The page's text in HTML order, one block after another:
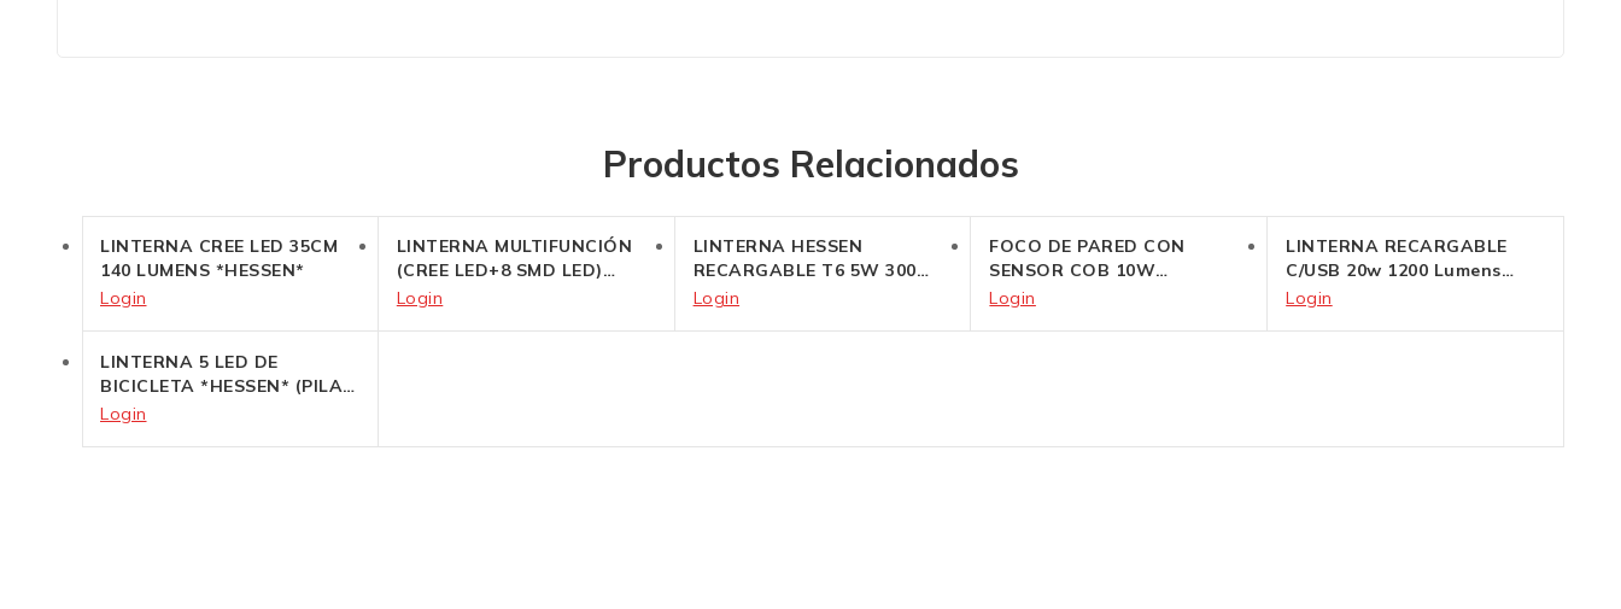
Productos Relacionados
LINTERNA CREE LED 35CM
140 LUMENS *HESSEN*
Login
LINTERNA MULTIFUNCIÓN
(CREE LED+8 SMD LED)
HESSEN
Login
LINTERNA HESSEN
RECARGABLE T6 5W 300
LUMEN 3 FUNC.
Login
FOCO DE PARED CON
SENSOR COB 10W
*HESSEN*
Login
LINTERNA RECARGABLE
C/USB 20w 1200 Lumens
C/verde
Login
LINTERNA 5 LED DE
BICICLETA *HESSEN* (PILAS
INC.)
Login